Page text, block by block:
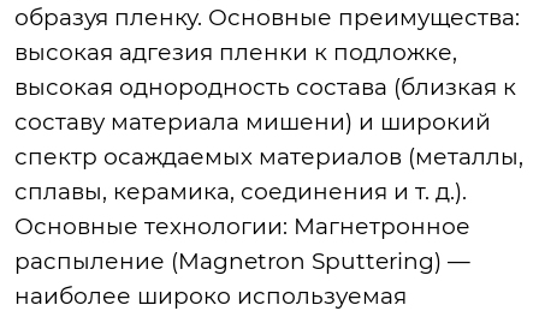
образуя пленку. Основные преимущества:
высокая адгезия пленки к подложке,
высокая однородность состава (близкая к
составу материала мишени) и широкий
спектр осаждаемых материалов (металлы,
сплавы, керамика, соединения и т. д.).
Основные технологии: Магнетронное
распыление (Magnetron Sputtering) —
наиболее широко используемая